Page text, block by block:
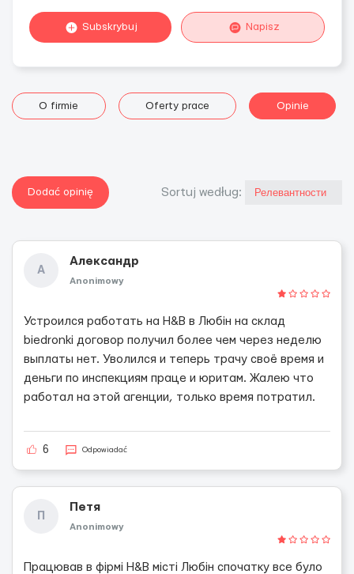
Subskrybuj Napisz
O firmie Oferty prace Opinie
Dodać opinię Sortuj według:
А
Александр
Anonimowy
Устроился работать на H&B в Любін на склад
biedronki договор получил более чем через неделю
выплаты нет. Уволился и теперь трачу своё время и
деньги по инспекциям праце и юритам. Жалею что
работал на этой агенции, только время потратил.
6 Odpowiadać
П
Петя
Anonimowy
Працював в фірмі H&B місті Любін спочатку все було